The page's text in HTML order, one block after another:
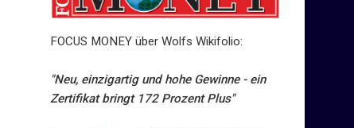
FOCUS MONEY über Wolfs Wikifolio:
"Neu, einzigartig und hohe Gewinne - ein
Zertifikat bringt 172 Prozent Plus"